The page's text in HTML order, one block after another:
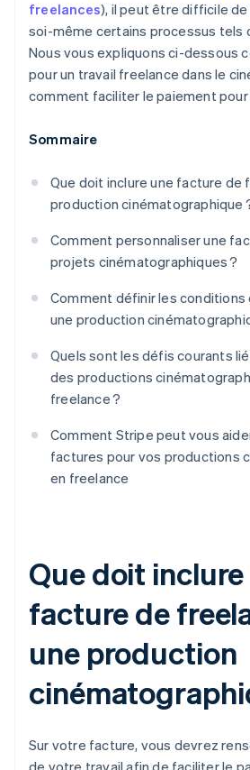
freelances), il peut être difficile
soi-même certains processus tels
Nous vous expliquons ci-dessous
pour un travail freelance dans le
comment faciliter le paiement
Sommaire
Que doit inclure une facture de
production cinématographique
Comment personnaliser une
projets cinématographiques ?
Comment définir les conditions
une production
Quels sont les défis courants
des productions
freelance ?
Comment Stripe peut vous
factures pour vos productions
en freelance
Que doit
facture de
une production
Sur votre facture, vous devrez